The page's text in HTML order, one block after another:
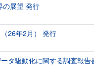
の展望 発行
26年2月） 発行
タ駆動化に関する調査報告